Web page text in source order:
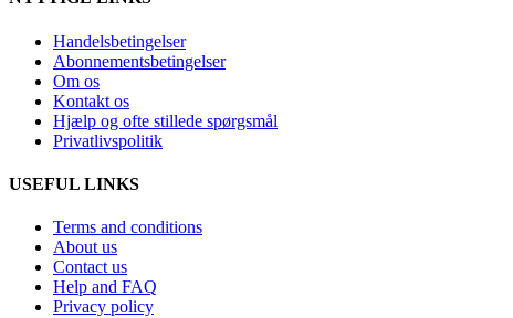
Handelsbetingelser
Abonnementsbetingelser
Om os
Kontakt os
Hjælp og ofte stillede spørgsmål
Privatlivspolitik
USEFUL LINKS
Terms and conditions
About us
Contact us
Help and FAQ
Privacy policy